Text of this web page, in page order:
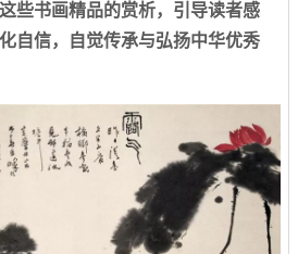
些书画精品的赏析，引导读者感
自信，自觉传承与弘扬中华优秀